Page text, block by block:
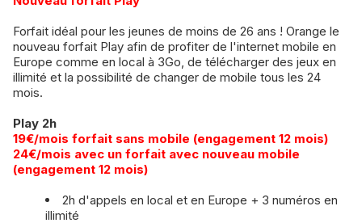
Forfait idéal pour les jeunes de moins de 26 ans ! Orange le
nouveau forfait Play afin de profiter de l'internet mobile en
Europe comme en local à 3Go, de télécharger des jeux en
illimité et la possibilité de changer de mobile tous les 24
mois.
Play 2h
19€/mois forfait sans mobile (engagement 12 mois)
​24€/mois avec un forfait avec nouveau mobile
(engagement 12 mois)
2h d'appels en local et en Europe + 3 numéros en
illimité